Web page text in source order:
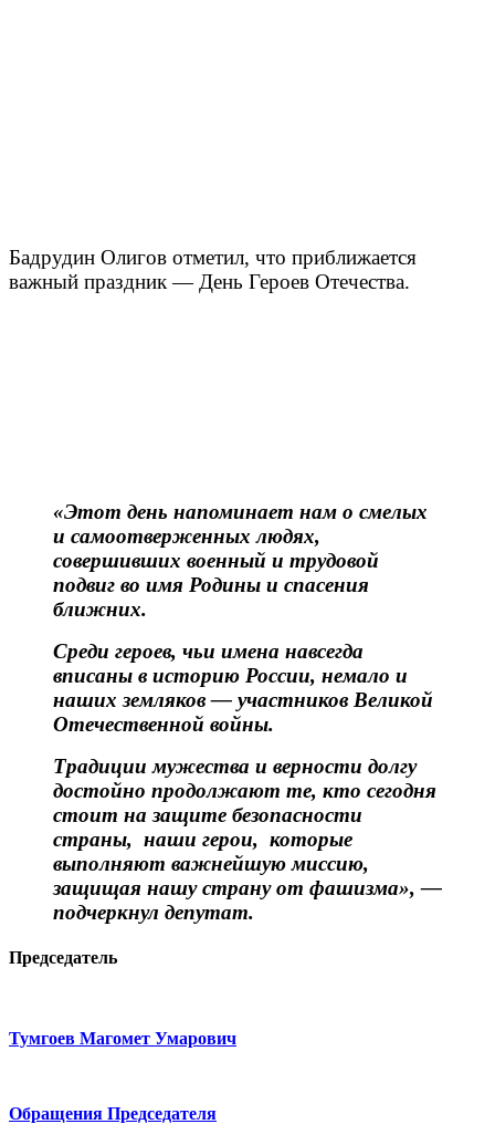
Бадрудин Олигов отметил, что приближается
важный праздник — День Героев Отечества.
«Этот день напоминает нам о смелых
и самоотверженных людях,
совершивших военный и трудовой
подвиг во имя Родины и спасения
ближних.
Среди героев, чьи имена навсегда
вписаны в историю России, немало и
наших земляков — участников Великой
Отечественной войны.
Традиции мужества и верности долгу
достойно продолжают те, кто сегодня
стоит на защите безопасности
страны, наши герои, которые
выполняют важнейшую миссию,
защищая нашу страну от фашизма», —
подчеркнул депутат.
Председатель
Тумгоев Магомет Умарович
Обращения Председателя